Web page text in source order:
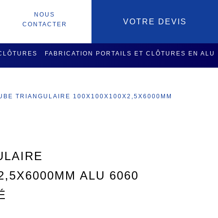
VOTRE DEVIS
NOUS
CONTACTER
FABRICATION PORTAILS ET CLÔTURES EN ALU
TRIANGULAIRE 100X100X100X2,5X6000MM
ALU 6060